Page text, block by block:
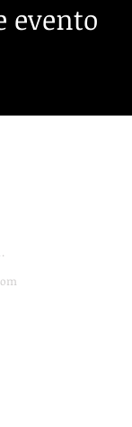
evento